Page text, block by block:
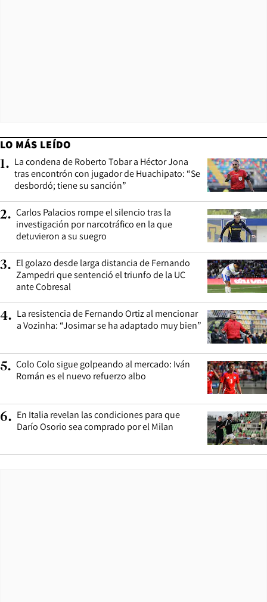
LO MÁS LEÍDO
1. La condena de Roberto Tobar a Héctor Jona
tras encontrón con jugador de Huachipato: “Se
desbordó; tiene su sanción”
2. Carlos Palacios rompe el silencio tras la
investigación por narcotráfico en la que
detuvieron a su suegro
3. El golazo desde larga distancia de Fernando
Zampedri que sentenció el triunfo de la UC
ante Cobresal
4. La resistencia de Fernando Ortiz al mencionar
a Vozinha: “Josimar se ha adaptado muy bien”
5. Colo Colo sigue golpeando al mercado: Iván
Román es el nuevo refuerzo albo
6. En Italia revelan las condiciones para que
Darío Osorio sea comprado por el Milan